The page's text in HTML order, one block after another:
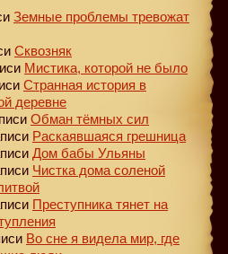
Земные проблемы тревожат
Сквозняк
Мистика, которой не было
Странная история в
деревне
Обман тёмных сил
Раскаявшаяся грешница
Дом бабы Ульяны
Чистка дома соленой
Преступника тянет на
Во сне я видела мир, где